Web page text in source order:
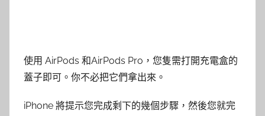
使用 AirPods 和AirPods Pro，您隻需打開充電盒的
蓋子即可。你不必把它們拿出來。
iPhone 將提示您完成剩下的幾個步驟，然後您就完